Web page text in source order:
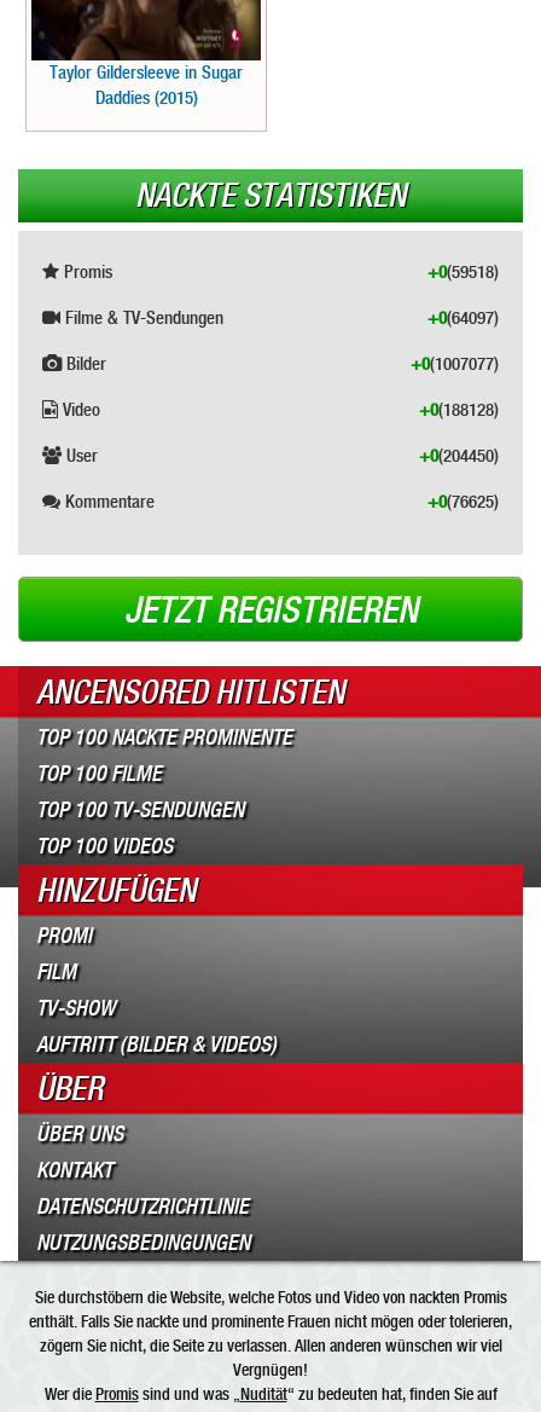
Taylor Gildersleeve in Sugar
Daddies (2015)
NACKTE STATISTIKEN
Promis (59518)
+0
Filme & TV-Sendungen (64097)
+0
Bilder (1007077)
+0
Video (188128)
+0
User (204450)
+0
Kommentare (76625)
+0
JETZT REGISTRIEREN
ANCENSORED HITLISTEN
TOP 100 NACKTE PROMINENTE
TOP 100 FILME
TOP 100 TV-SENDUNGEN
TOP 100 VIDEOS
HINZUFÜGEN
PROMI
FILM
TV-SHOW
AUFTRITT (BILDER & VIDEOS)
ÜBER
ÜBER UNS
KONTAKT
DATENSCHUTZRICHTLINIE
NUTZUNGSBEDINGUNGEN
Sie durchstöbern die Website, welche Fotos und Video von nackten Promis
enthält. Falls Sie nackte und prominente Frauen nicht mögen oder tolerieren,
zögern Sie nicht, die Seite zu verlassen. Allen anderen wünschen wir viel
Vergnügen!
Wer diePromissind und was „ Nudität“ zu bedeuten hat, finden Sie auf